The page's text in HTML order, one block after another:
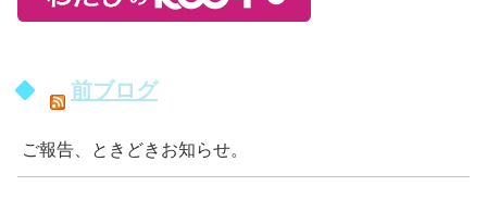
前ブログ
ご報告、ときどきお知らせ。